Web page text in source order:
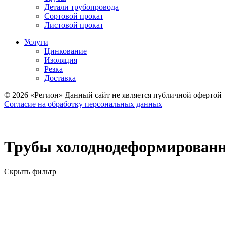
Детали трубопровода
Сортовой прокат
Листовой прокат
Услуги
Цинкование
Изоляция
Резка
Доставка
© 2026 «Регион» Данный сайт не является публичной офертой
Согласие на обработку персональных данных
Трубы
Скрыть фильтр